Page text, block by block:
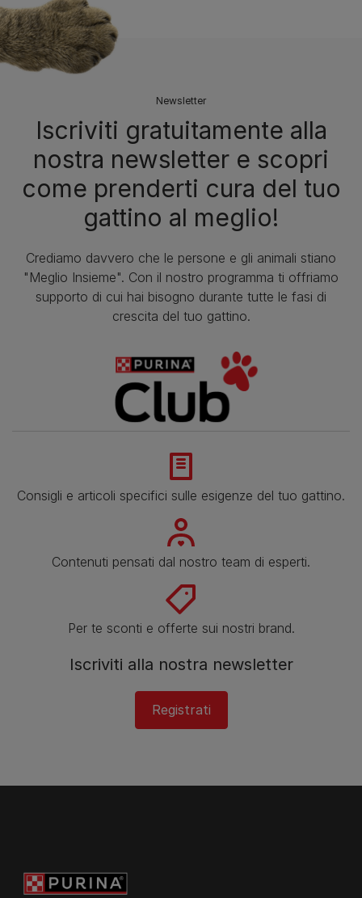
Newsletter
Iscriviti gratuitamente alla
nostra newsletter e scopri
come prenderti cura del tuo
gattino al meglio!
Crediamo davvero che le persone e gli animali stiano
"Meglio Insieme". Con il nostro programma ti offriamo
supporto di cui hai bisogno durante tutte le fasi di
crescita del tuo gattino.
Consigli e articoli specifici sulle esigenze del tuo gattino.
Contenuti pensati dal nostro team di esperti.
Per te sconti e offerte sui nostri brand.
Iscriviti alla nostra newsletter
Registrati